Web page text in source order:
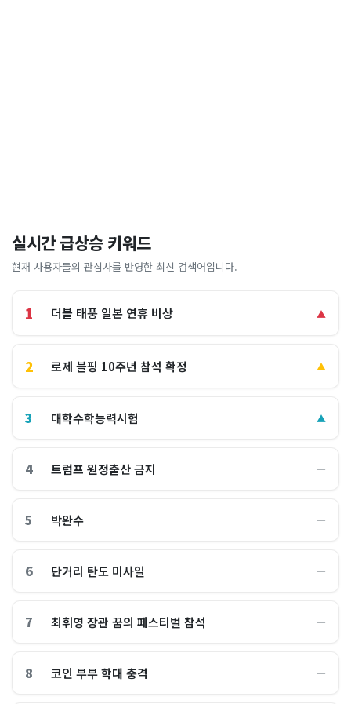
실시간 급상승 키워드
현재 사용자들의 관심사를 반영한 최신 검색어입니다.
1 더블 태풍 일본 연휴 비상 ▲
2 로제 블핑 10주년 참석 확정 ▲
3 대학수학능력시험 ▲
4 트럼프 원정출산 금지 ―
5 박완수 ―
6 단거리 탄도 미사일 ―
7 최휘영 장관 꿈의 페스티벌 참석 ―
8 코인 부부 학대 충격 ―